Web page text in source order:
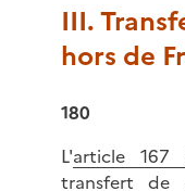
III.
hors de
180
L'article
transfert de